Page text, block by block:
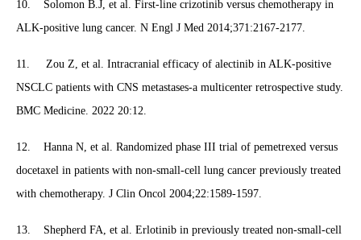
10. Solomon B.J, et al. First-line crizotinib versus chemotherapy in
ALK-positive lung cancer. N Engl J Med 2014;371:2167-2177.
11. Zou Z, et al. Intracranial efficacy of alectinib in ALK-positive
NSCLC patients with CNS metastases-a multicenter retrospective study.
BMC Medicine. 2022 20:12.
12. Hanna N, et al. Randomized phase III trial of pemetrexed versus
docetaxel in patients with non-small-cell lung cancer previously treated
with chemotherapy. J Clin Oncol 2004;22:1589-1597.
13. Shepherd FA, et al. Erlotinib in previously treated non-small-cell